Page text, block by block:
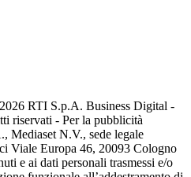
2026 RTI S.p.A. Business Digital -
riservati - Per la pubblicità
Mediaset N.V., sede legale
Viale Europa 46, 20093 Cologno
e ai dati personali trasmessi e/o